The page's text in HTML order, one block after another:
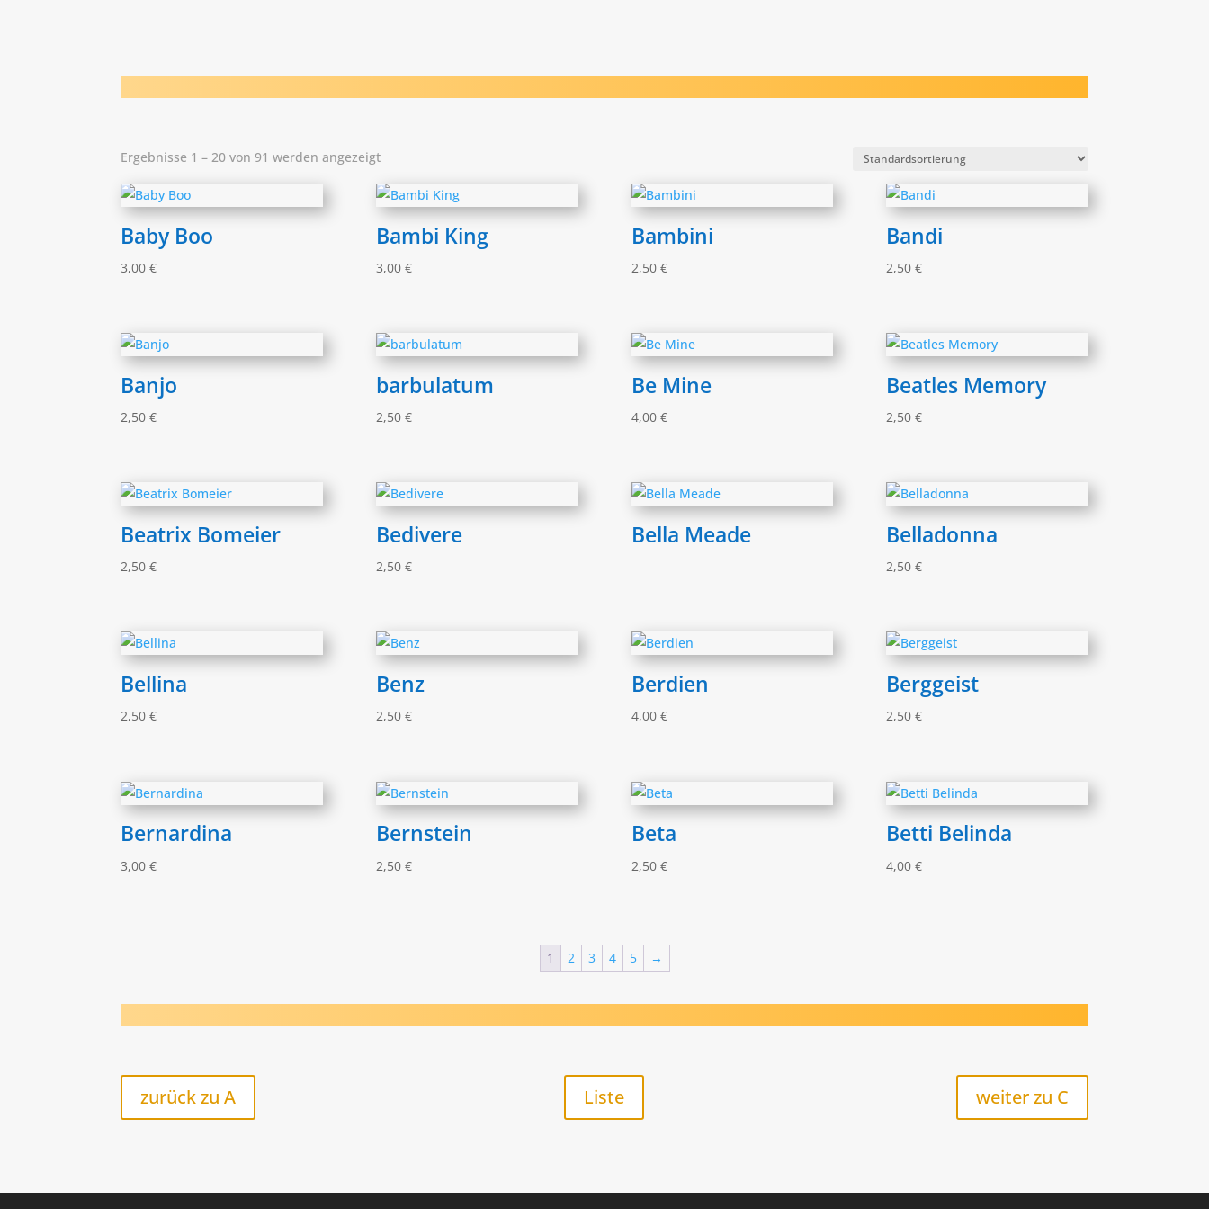
Ergebnisse 1 – 20 von 91 werden angezeigt
Baby Boo
3,00€
Bambi King
3,00 €
Bambini
2,50 €
Bandi
2,50€
Banjo
2,50€
barbulatum
2,50 €
Be Mine
4,00 €
Beatles Memory
2,50€
Beatrix Bomeier
2,50€
Bedivere
2,50 €
Bella Meade Belladonna
2,50€
Bellina
2,50€
Benz
2,50 €
Berdien
4,00 €
Berggeist
2,50€
Bernardina
3,00€
Bernstein
2,50 €
Beta
2,50 €
Betti Belinda
4,00€
1 2 3 4 5 →
zurück zu A Liste weiter zu C